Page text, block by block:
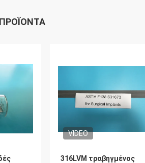
VIDEO
316LVM τραβηγμένος